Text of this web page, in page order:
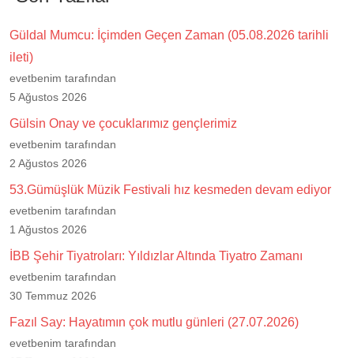
Güldal Mumcu: İçimden Geçen Zaman (05.08.2026 tarihli
ileti)
evetbenim tarafından
5 Ağustos 2026
Gülsin Onay ve çocuklarımız gençlerimiz
evetbenim tarafından
2 Ağustos 2026
53.Gümüşlük Müzik Festivali hız kesmeden devam ediyor
evetbenim tarafından
1 Ağustos 2026
İBB Şehir Tiyatroları: Yıldızlar Altında Tiyatro Zamanı
evetbenim tarafından
30 Temmuz 2026
Fazıl Say: Hayatımın çok mutlu günleri (27.07.2026)
evetbenim tarafından